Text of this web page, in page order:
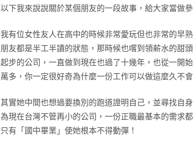
以下我來說說關於某個朋友的一段故事，給大家當做
我有位女性友人在高中的時候非常愛玩但也非常的早
朋友都是半工半讀的狀態，那時候也嚐到領薪水的甜
起步的公司，一直做到現在也過了十幾年，也從一開
萬多，你一定很好奇為什麼一份工作可以做這麼久不
其實她中間也想過要換別的跑道證明自己，並尋找自
為現在台灣不管再小的公司，一份正職最基本的需求
只有「國中畢業」使她根本不得動彈！